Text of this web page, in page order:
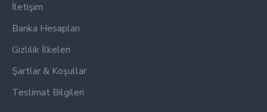
İletişim
Banka Hesapları
Gizlilik İlkeleri
Şartlar & Koşullar
Teslimat Bilgileri